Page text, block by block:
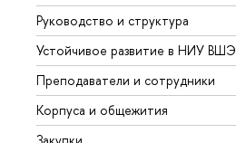
Руководство и структура
Устойчивое развитие в НИУ ВШЭ
Преподаватели и сотрудники
Корпуса и общежития